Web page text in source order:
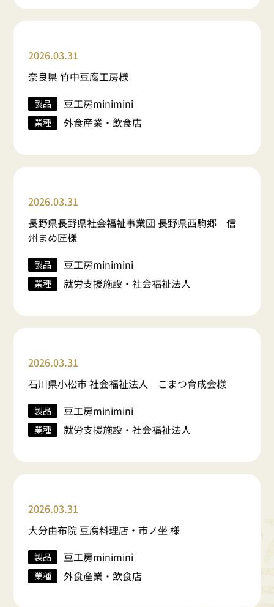
2026.03.31
奈良県 竹中豆腐工房様
製品 豆工房minimini
業種 外食産業・飲食店
2026.03.31
長野県長野県社会福祉事業団 長野県西駒郷 信
州まめ匠様
製品 豆工房minimini
業種 就労支援施設・社会福祉法人
2026.03.31
石川県小松市 社会福祉法人 こまつ育成会様
製品 豆工房minimini
業種 就労支援施設・社会福祉法人
2026.03.31
大分由布院 豆腐料理店・市ノ坐 様
製品 豆工房minimini
業種 外食産業・飲食店